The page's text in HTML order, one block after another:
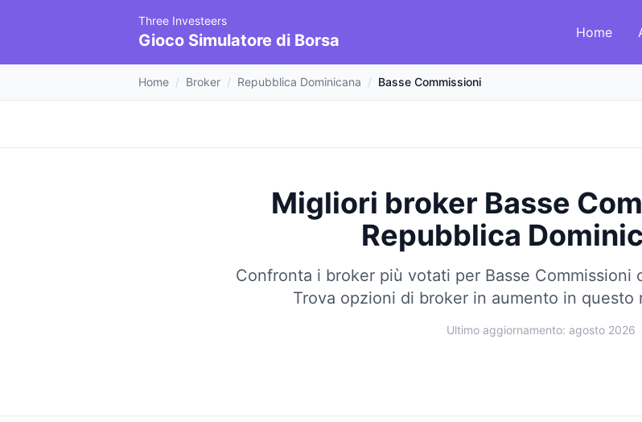
Three Investeers
Gioco Simulatore di Borsa Home
Home / Broker / Repubblica Dominicana / Basse Commissioni
Migliori broker Basse
Repubblica
Confronta i broker più votati per Basse Commissioni
Trova opzioni di broker in aumento in questo
Ultimo aggiornamento: agosto 2026